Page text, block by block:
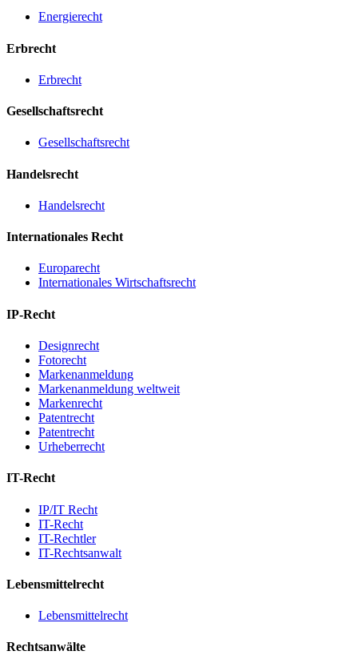
Energierecht
Erbrecht
Erbrecht
Gesellschaftsrecht
Gesellschaftsrecht
Handelsrecht
Handelsrecht
Internationales Recht
Europarecht
Internationales Wirtschaftsrecht
IP-Recht
Designrecht
Fotorecht
Markenanmeldung
Markenanmeldung weltweit
Markenrecht
Patentrecht
Patentrecht
Urheberrecht
IT-Recht
IP/IT Recht
IT-Recht
IT-Rechtler
IT-Rechtsanwalt
Lebensmittelrecht
Lebensmittelrecht
Rechtsanwälte